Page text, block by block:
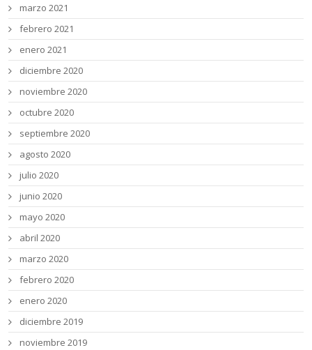
marzo 2021
febrero 2021
enero 2021
diciembre 2020
noviembre 2020
octubre 2020
septiembre 2020
agosto 2020
julio 2020
junio 2020
mayo 2020
abril 2020
marzo 2020
febrero 2020
enero 2020
diciembre 2019
noviembre 2019